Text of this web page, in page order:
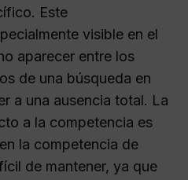
Este
visible en el
aparecer entre los
de una búsqueda en
a una ausencia total. La
a la competencia es
la competencia de
de mantener, ya que